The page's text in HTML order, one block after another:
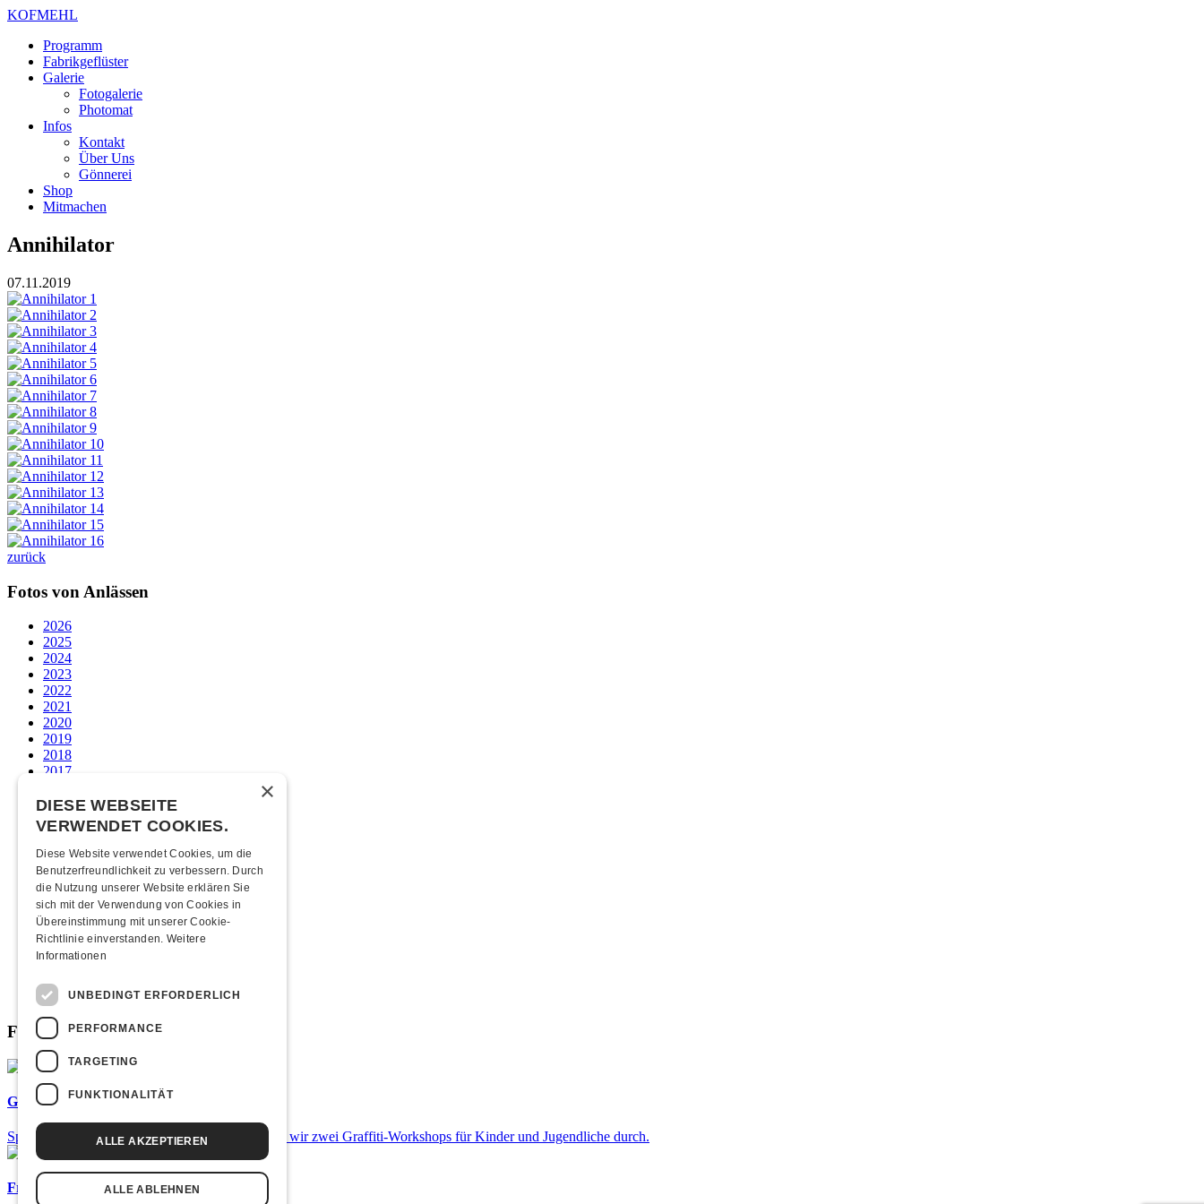
KOFMEHL
Programm
Fabrikgeflüster
Galerie
Fotogalerie
Photomat
Infos
Kontakt
Über Uns
Gönnerei
Shop
Mitmachen
Annihilator
07.11.2019
zurück
Fotos von Anlässen
2026
2025
2024
2023
2022
2021
2020
2019
2018
2017
2015
2014
2013
2012
2011
2010
2009
2008
2007
2006
2005
2004
2003
Fabrikgeflüster
Graffiti-Workshops
Spray dein eigenes Graffiti! Im September führen wir zwei Graffiti-Workshops für Kinder und Jugendliche durch.
Frisch bestätigt: Uriah Heep
×
DIESE WEBSEITE
VERWENDET COOKIES.
Diese Website verwendet Cookies, um die
Benutzerfreundlichkeit zu verbessern. Durch
die Nutzung unserer Website erklären Sie
sich mit der Verwendung von Cookies in
Übereinstimmung mit unserer Cookie-
Richtlinie einverstanden. Weitere
Informationen
UNBEDINGT ERFORDERLICH
PERFORMANCE
TARGETING
FUNKTIONALITÄT
ALLE AKZEPTIEREN
ALLE ABLEHNEN